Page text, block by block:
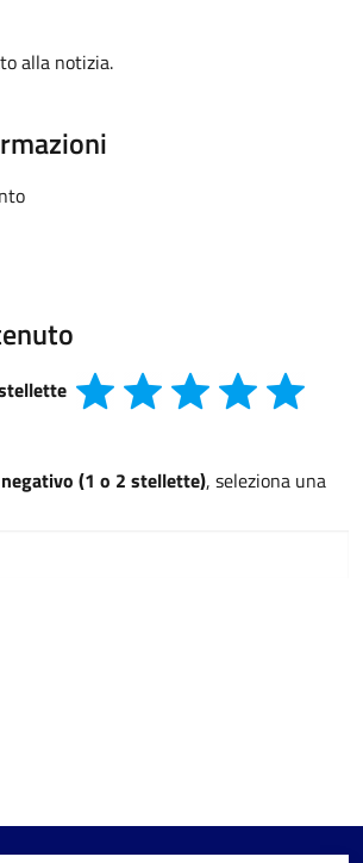
alla notizia.
(1 o 2 stellette), seleziona una